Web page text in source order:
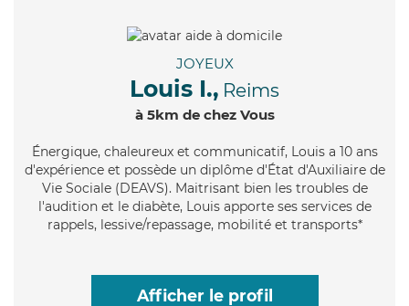
JOYEUX
Louis I., Reims
à 5km de chez Vous
Énergique, chaleureux et communicatif, Louis a 10 ans
d'expérience et possède un diplôme d'État d'Auxiliaire de
Vie Sociale (DEAVS). Maitrisant bien les troubles de
l'audition et le diabète, Louis apporte ses services de
rappels, lessive/repassage, mobilité et transports*
Afficher le profil